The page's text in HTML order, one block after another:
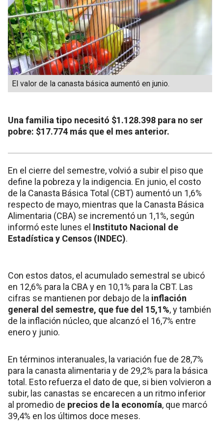
El valor de la canasta básica aumentó en junio.
Una familia tipo necesitó $1.128.398 para no ser
pobre: $17.774 más que el mes anterior.
En el cierre del semestre, volvió a subir el piso que
define la pobreza y la indigencia. En junio, el costo
de la Canasta Básica Total (CBT) aumentó un 1,6%
respecto de mayo, mientras que la Canasta Básica
Alimentaria (CBA) se incrementó un 1,1%, según
informó este lunes el Instituto Nacional de
Estadística y Censos (INDEC).
Con estos datos, el acumulado semestral se ubicó
en 12,6% para la CBA y en 10,1% para la CBT. Las
cifras se mantienen por debajo de la inflación
general del semestre, que fue del 15,1%, y también
de la inflación núcleo, que alcanzó el 16,7% entre
enero y junio.
En términos interanuales, la variación fue de 28,7%
para la canasta alimentaria y de 29,2% para la básica
total. Esto refuerza el dato de que, si bien volvieron a
subir, las canastas se encarecen a un ritmo inferior
al promedio de precios de la economía, que marcó
39,4% en los últimos doce meses.